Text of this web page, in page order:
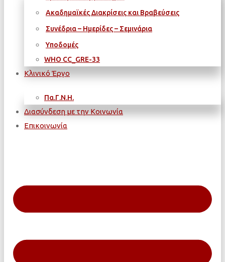
Ακαδημαϊκές Διακρίσεις και Βραβεύσεις
Συνέδρια – Ημερίδες – Σεμινάρια
Υποδομές
WΗΟ CC_GRE-33
Κλινικό Έργο
Πα.Γ.Ν.Η.
Διασύνδεση με την Κοινωνία
Επικοινωνία